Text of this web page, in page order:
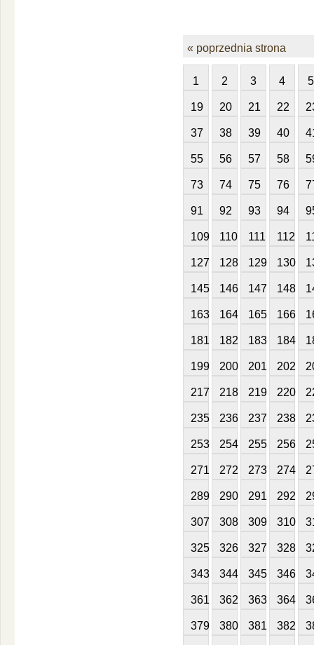
« poprzednia strona
1 2 3 4 5
19 20 21 22
37 38 39 40
55 56 57 58
73 74 75 76
91 92 93 94
109 110 111 112
127 128 129 130
145 146 147 148
163 164 165 166
181 182 183 184
199 200 201 202
217 218 219 220
235 236 237 238
253 254 255 256
271 272 273 274
289 290 291 292
307 308 309 310
325 326 327 328
343 344 345 346
361 362 363 364
379 380 381 382